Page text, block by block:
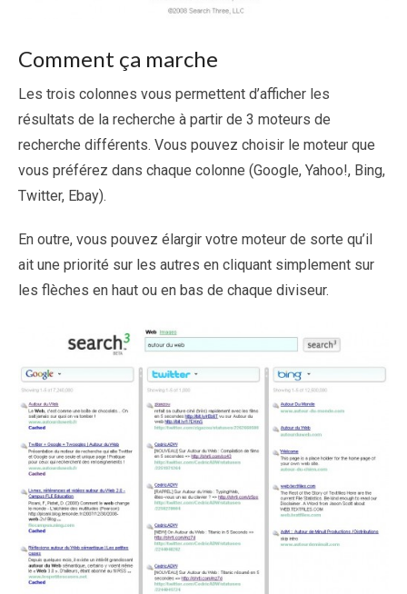
Comment ça marche
Les trois colonnes vous permettent d’afficher les
résultats de la recherche à partir de 3 moteurs de
recherche différents. Vous pouvez choisir le moteur que
vous préférez dans chaque colonne (Google, Yahoo!, Bing,
Twitter, Ebay).
En outre, vous pouvez élargir votre moteur de sorte qu’il
ait une priorité sur les autres en cliquant simplement sur
les flèches en haut ou en bas de chaque diviseur.